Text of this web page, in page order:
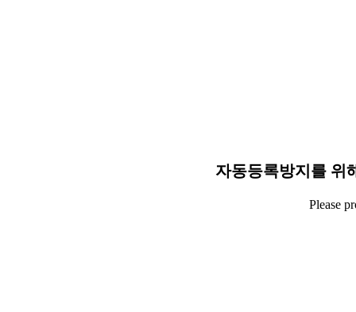
자동등록방지를 위
Please